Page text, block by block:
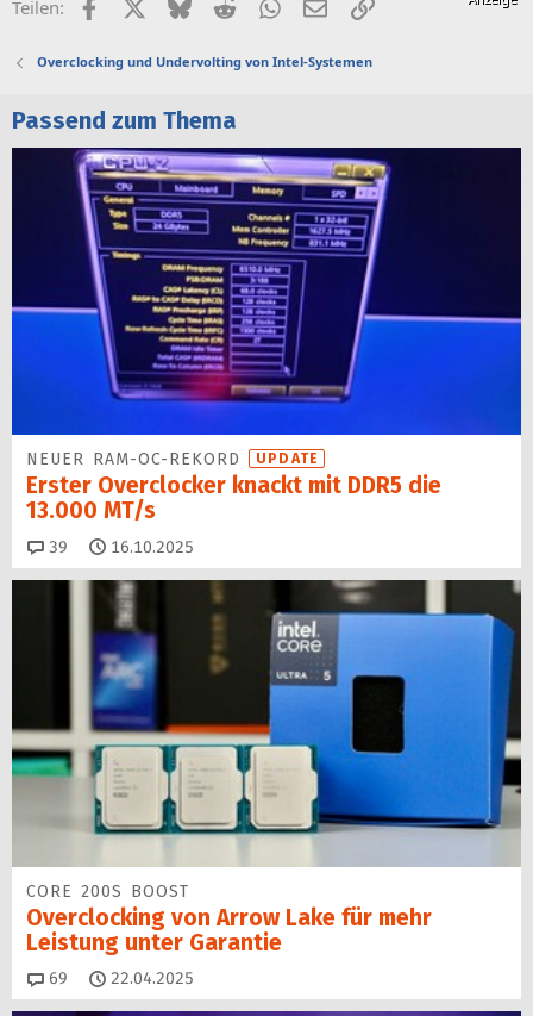
Teilen: FacebookX (Twitter)
BlueskyRedditWhatsApp
E-MailLink
Overclocking und Undervolting von Intel-Systemen
Passend zum Thema
NEUER RAM-OC-REKORD UPDATE
Erster Overclocker knackt mit DDR5 die
13.000 MT/s
39 Kommentare
16.10.2025
CORE 200S BOOST
Overclocking von Arrow Lake für mehr
Leistung unter Garantie
69 Kommentare
22.04.2025